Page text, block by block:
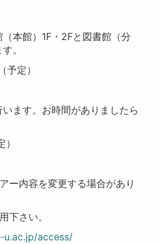
本館）1F・2Fと図書館（分
。
予定）
ます。お時間がありましたら
ー内容を変更する場合があり
下さい。
u.ac.jp/access/